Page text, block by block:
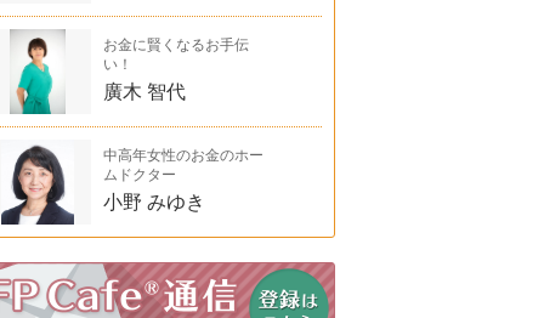
お金に賢くなるお手伝
い！
廣木 智代
中高年女性のお金のホー
ムドクター
小野 みゆき